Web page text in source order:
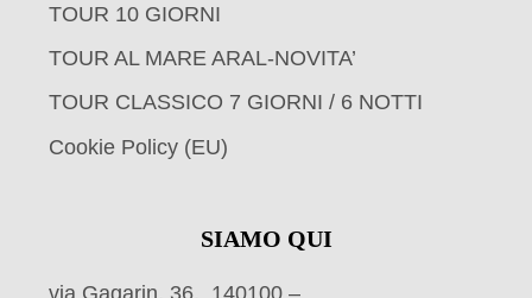
TOUR 10 GIORNI
TOUR AL MARE ARAL-NOVITA’
TOUR CLASSICO 7 GIORNI / 6 NOTTI
Cookie Policy (EU)
SIAMO QUI